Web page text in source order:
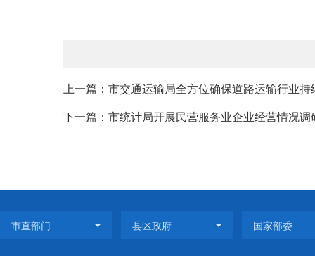
上一篇：市交通运输局全方位确保道路运输行业持
下一篇：市统计局开展民营服务业企业经营情况调